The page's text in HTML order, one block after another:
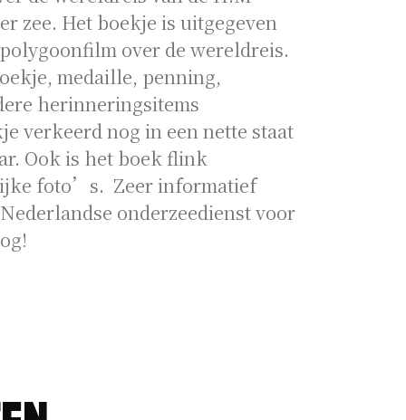
zee. Het boekje is uitgegeven
over de wereldreis.
medaille, penning,
herinneringsitems
verkeerd nog in een nette staat
Ook is het boek flink
foto’s. Zeer informatief
onderzeedienst voor